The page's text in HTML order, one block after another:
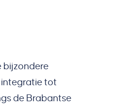
bijzondere
tot
de Brabantse